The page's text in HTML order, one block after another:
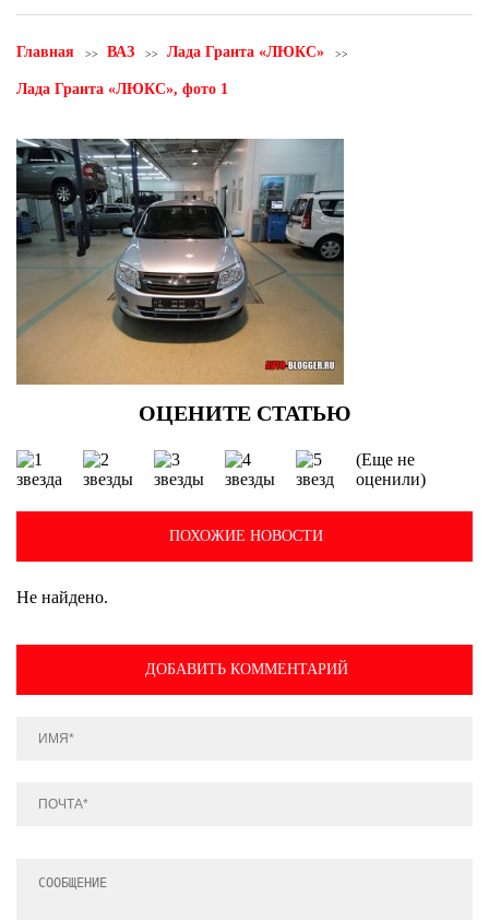
Главная ВАЗ Лада Гранта «ЛЮКС»
Лада Гранта «ЛЮКС», фото 1
(Еще не
оценили)
ПОХОЖИЕ НОВОСТИ
Не найдено.
ДОБАВИТЬ КОММЕНТАРИЙ